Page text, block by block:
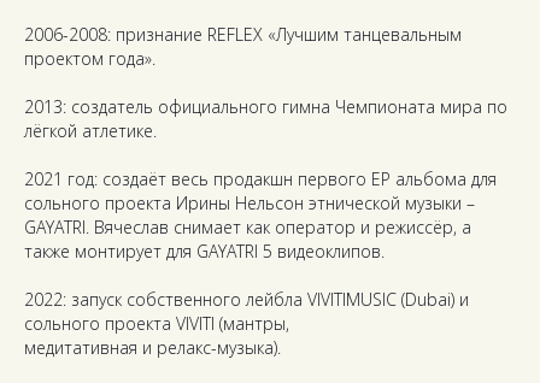
2006-2008: признание REFLEX «Лучшим танцевальным
проектом года».
2013: создатель официального гимна Чемпионата мира по
лёгкой атлетике.
2021 год: создаёт весь продакшн первого EP альбома для
сольного проекта Ирины Нельсон этнической музыки –
GAYATRI. Вячеслав снимает как оператор и режиссёр, а
также монтирует для GAYATRI 5 видеоклипов.
2022: запуск собственного лейбла VIVITIMUSIC (Dubai) и
сольного проекта VIVITI (мантры,
медитативная и релакс-музыка).